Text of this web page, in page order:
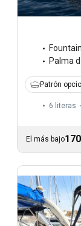
Palma
Patrón
6 literas
El más bajo